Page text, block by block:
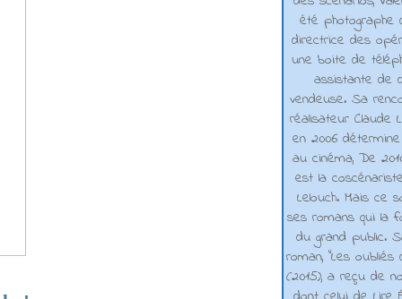
été photographe
directrice des
une boite de
assistante de
vendeuse. Sa
réalisateur Claude
en 2006
au cinéma, De
est la
Lelouch. Mais ce
ses romans qui la
du grand public.
roman, "Les oubliés
(2015), a reçu de